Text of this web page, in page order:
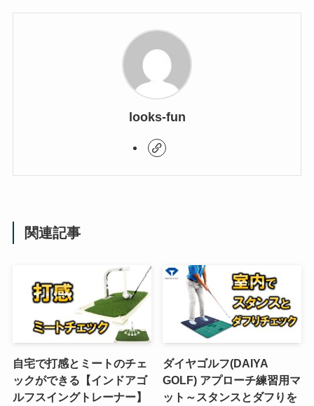
looks-fun
関連記事
自宅で打感とミートのチェ
ックができる【インドアゴ
ルフスイングトレーナー】
ダイヤゴルフ(DAIYA
GOLF) アプローチ練習用マ
ット～スタンスとダフりを